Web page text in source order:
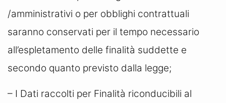
/amministrativi o per obblighi contrattuali
saranno conservati per il tempo necessario
all’espletamento delle finalità suddette e
secondo quanto previsto dalla legge;
– I Dati raccolti per Finalità riconducibili al